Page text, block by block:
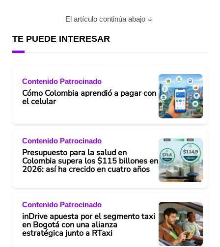
El artículo continúa abajo
TE PUEDE INTERESAR
Contenido Patrocinado
Cómo Colombia aprendió a pagar con
el celular
Contenido Patrocinado
Presupuesto para la salud en
Colombia supera los $115 billones en
2026: así ha crecido en cuatro años
Contenido Patrocinado
inDrive apuesta por el segmento taxi
en Bogotá con una alianza
estratégica junto a RTaxi